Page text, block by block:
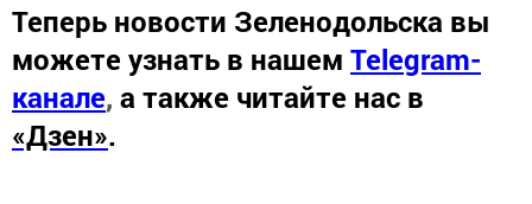
Теперь новости Зеленодольска вы
можете узнать в нашем Telegram-
канале, а также читайте нас в
«Дзен».